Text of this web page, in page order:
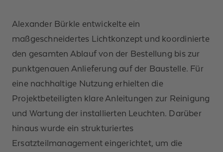
Alexander Bürkle entwickelte ein
maßgeschneidertes Lichtkonzept und koordinierte
den gesamten Ablauf von der Bestellung bis zur
punktgenauen Anlieferung auf der Baustelle. Für
eine nachhaltige Nutzung erhielten die
Projektbeteiligten klare Anleitungen zur Reinigung
und Wartung der installierten Leuchten. Darüber
hinaus wurde ein strukturiertes
Ersatzteilmanagement eingerichtet, um die